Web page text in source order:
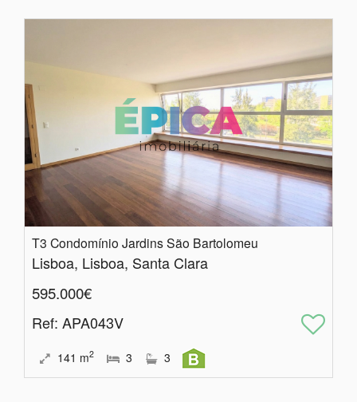
T3 Condomínio Jardins São Bartolomeu
Lisboa, Lisboa, Santa Clara
595.000€
Ref: APA043V
141 m2 3 3